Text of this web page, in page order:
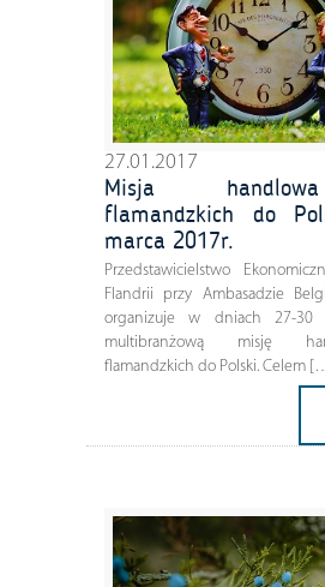
27.01.2017
Misja
flamandzkich do
marca 2017r.
Przedstawicielstwo
Flandrii przy Ambasadzie
organizuje w dniach 27-30
multibranżową misję
flamandzkich do Polski. Celem